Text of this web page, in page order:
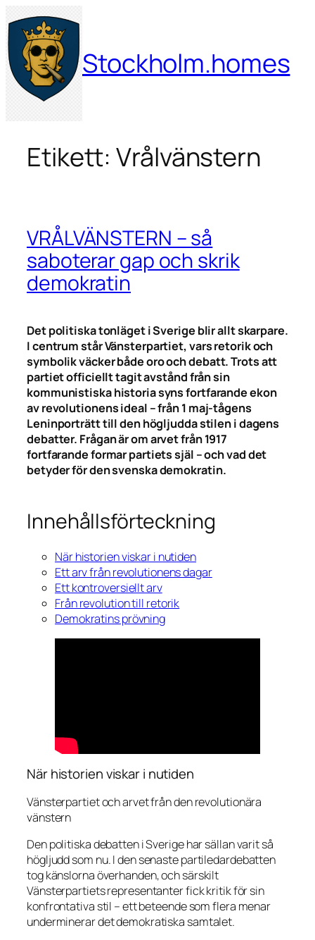
Hoppa
till
innehåll
Stockholm.homes
Etikett:Vrålvänstern
VRÅLVÄNSTERN – så
saboterar gap och skrik
demokratin
Det politiska tonläget i Sverige blir allt skarpare.
I centrum står Vänsterpartiet, vars retorik och
symbolik väcker både oro och debatt. Trots att
partiet officiellt tagit avstånd från sin
kommunistiska historia syns fortfarande ekon
av revolutionens ideal – från 1 maj-tågens
Leninporträtt till den högljudda stilen i dagens
debatter. Frågan är om arvet från 1917
fortfarande formar partiets själ – och vad det
betyder för den svenska demokratin.
Innehållsförteckning
När historien viskar i nutiden
Ett arv från revolutionens dagar
Ett kontroversiellt arv
Från revolution till retorik
Demokratins prövning
När historien viskar i nutiden
Vänsterpartiet och arvet från den revolutionära
vänstern
Den politiska debatten i Sverige har sällan varit så
högljudd som nu. I den senaste partiledardebatten
tog känslorna överhanden, och särskilt
Vänsterpartiets representanter fick kritik för sin
konfrontativa stil – ett beteende som flera menar
underminerar det demokratiska samtalet.